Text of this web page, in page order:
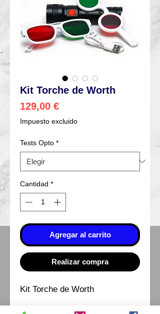
Kit Torche de Worth
129,00 €Precio
Impuesto excluido
Tests Opto *
Cantidad *
Agregar al carrito
Realizar compra
Kit Torche de Worth